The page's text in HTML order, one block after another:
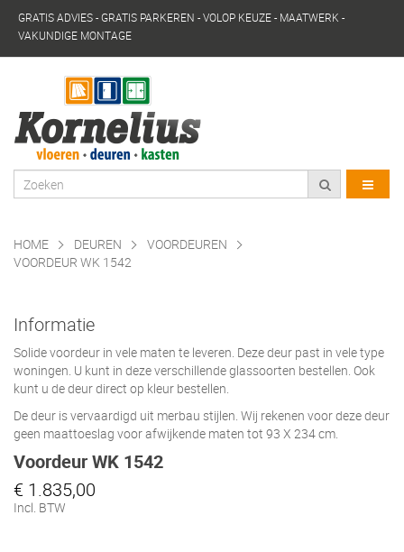
GRATIS ADVIES - GRATIS PARKEREN - VOLOP KEUZE - MAATWERK -
VAKUNDIGE MONTAGE
HOME DEUREN
VOORDEUREN
VOORDEUR WK 1542
Informatie
Solide voordeur in vele maten te leveren. Deze deur past in vele type
woningen. U kunt in deze verschillende glassoorten bestellen. Ook
kunt u de deur direct op kleur bestellen.
De deur is vervaardigd uit merbau stijlen. Wij rekenen voor deze deur
geen maattoeslag voor afwijkende maten tot 93 X 234 cm.
Voordeur WK 1542
€ 1.835,00
Incl. BTW